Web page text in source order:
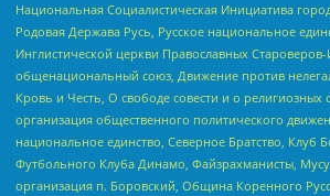
Национальная Социалистическая Инициатива
Родовая Держава Русь, Русское национальное
Инглистической церкви Православных
общенациональный союз, Движение против
Кровь и Честь, О свободе совести и о
организация общественного политического
национальное единство, Северное Братство, Клуб
Футбольного Клуба Динамо, Файзрахманисты,
организация п. Боровский, Община Коренного